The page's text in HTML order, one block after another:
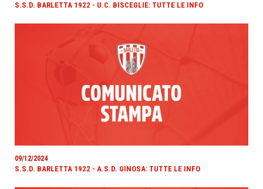
S.S.D. BARLETTA 1922 - U.C. BISCEGLIE: TUTTE LE INFO
09/12/2024
S.S.D. BARLETTA 1922 - A.S.D. GINOSA: TUTTE LE INFO